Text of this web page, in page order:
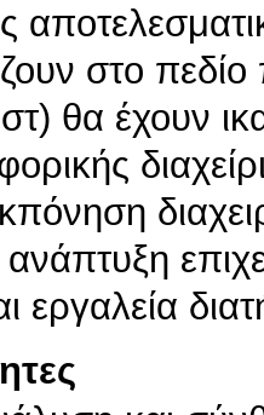
στο
θα έχουν
εργαλεία